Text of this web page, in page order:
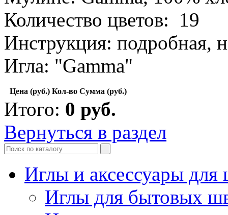
Количество цветов: 19
Инструкция: подробная,
Игла: "Gamma"
Цена (руб.) Кол-во Сумма (руб.)
Итого: 0 руб.
Вернуться в раздел
Иглы и аксессуары
Иглы для бытовых